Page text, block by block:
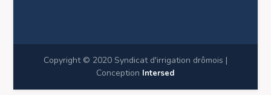
Copyright © 2020 Syndicat d'irrigation drômois |
Conception Intersed